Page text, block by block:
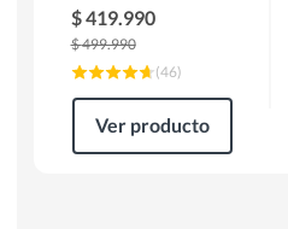
$419.990
$499.990
(46)
Ver producto